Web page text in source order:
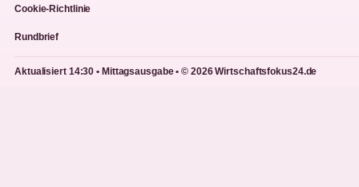
Cookie-Richtlinie
Rundbrief
Aktualisiert 14:30 • Mittagsausgabe • © 2026 Wirtschaftsfokus24.de